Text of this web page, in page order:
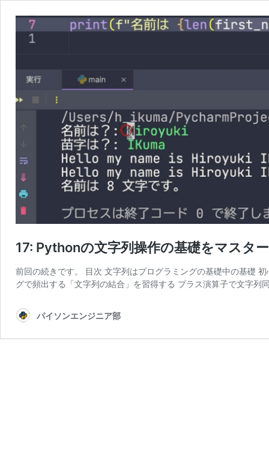
17: Pythonの文字列操作の基礎をマスタ
前回の続きです。 目次 文字列はプログラミングの基礎中の基礎
グで頻出する「文字列の結合」を習得する プラス演算子で文字
パイソンエンジニア部